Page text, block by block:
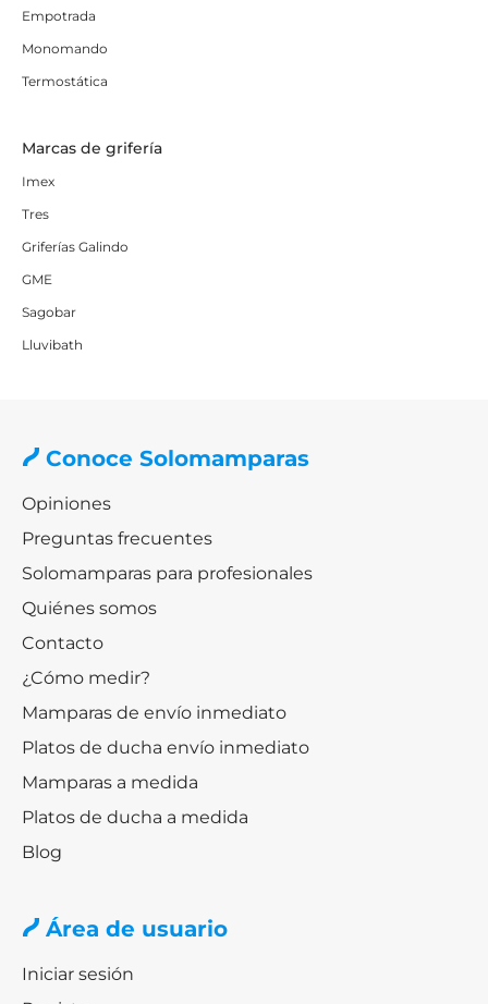
Empotrada
Monomando
Termostática
Marcas de grifería
Imex
Tres
Griferías Galindo
GME
Sagobar
Lluvibath
Conoce Solomamparas
Opiniones
Preguntas frecuentes
Solomamparas para profesionales
Quiénes somos
Contacto
¿Cómo medir?
Mamparas de envío inmediato
Platos de ducha envío inmediato
Mamparas a medida
Platos de ducha a medida
Blog
Área de usuario
Iniciar sesión